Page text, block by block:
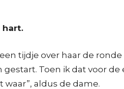
hart.
tijdje over haar de
Toen ik dat voor
waar”, aldus de dame.